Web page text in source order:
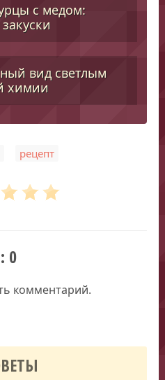
с медом:
вид светлым
химии
рецепт
0
комментарий.